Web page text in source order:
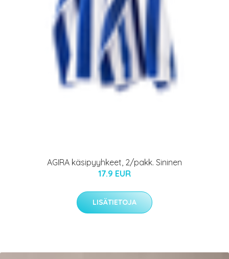
AGIRA käsipyyhkeet, 2/pakk. Sininen
17.9 EUR
LISÄTIETOJA